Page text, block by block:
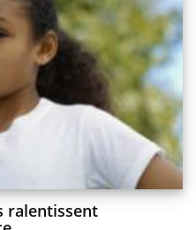
ralentissent